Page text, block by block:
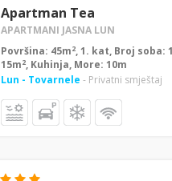
Apartman Tea
APARTMANI JASNA LUN
Površina: 45m2, 1. kat, Broj soba:
15m2, Kuhinja, More: 10m
Lun - Tovarnele - Privatni smještaj